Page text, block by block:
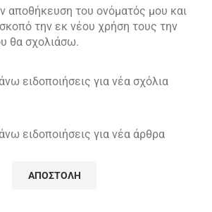
αποθήκευση του ονόματός μου και
την εκ νέου χρήση τους την
θα σχολιάσω.
ειδοποιήσεις για νέα σχόλια
ειδοποιήσεις για νέα άρθρα